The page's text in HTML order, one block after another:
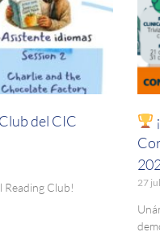
del CIC
Reading Club! 27